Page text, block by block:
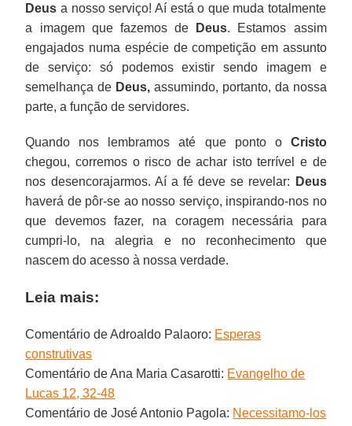
Deus a nosso serviço! Aí está o que muda totalmente
a imagem que fazemos de Deus. Estamos assim
engajados numa espécie de competição em assunto
de serviço: só podemos existir sendo imagem e
semelhança de Deus, assumindo, portanto, da nossa
parte, a função de servidores.
Quando nos lembramos até que ponto o Cristo
chegou, corremos o risco de achar isto terrível e de
nos desencorajarmos. Aí a fé deve se revelar:
Deus
haverá de pôr-se ao nosso serviço, inspirando-nos no
que devemos fazer, na coragem necessária para
cumpri-lo, na alegria e no reconhecimento que
nascem do acesso à nossa verdade.
Leia mais:
Comentário de Adroaldo Palaoro: Esperas
construtivas
Comentário de Ana Maria Casarotti: Evangelho de
Lucas 12, 32-48
Comentário de José Antonio Pagola: Necessitamo-los